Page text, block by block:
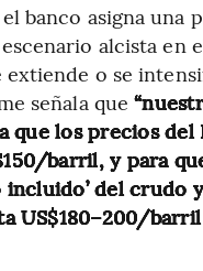
banco asigna una
alcista en
o se
señala que
que los precios del
barril, y para
incluido’ del crudo
US$180–200/